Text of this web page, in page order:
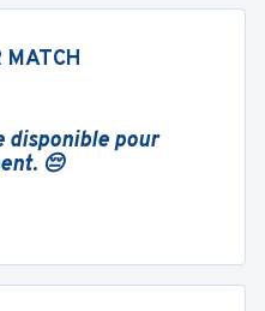
MATCH
disponible pour
😔